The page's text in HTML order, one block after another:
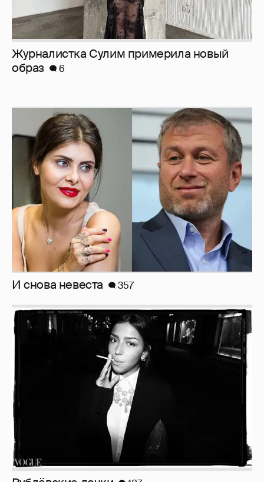
Журналистка Сулим примерила новый
образ
6
И снова невеста 357